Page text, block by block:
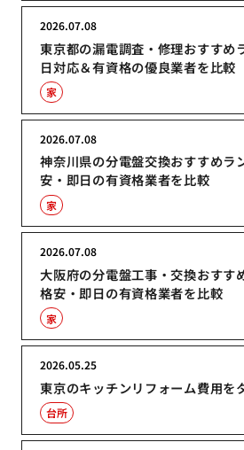
東京都の漏電調査・修理おすすめ
日対応＆有資格の優良業者を比較
2026.07.08
家
神奈川県の分電盤交換おすすめラ
安・即日の有資格業者を比較
2026.07.08
家
大阪府の分電盤工事・交換おすす
格安・即日の有資格業者を比較
2026.07.08
家
東京のキッチンリフォーム費用を
2026.05.25
台所